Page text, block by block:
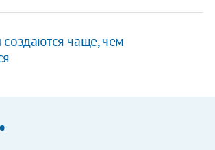
создаются чаще, чем